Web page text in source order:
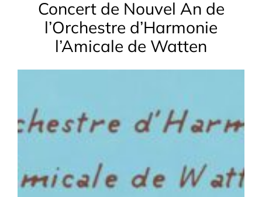
Concert de Nouvel An de
l’Orchestre d’Harmonie
l’Amicale de Watten